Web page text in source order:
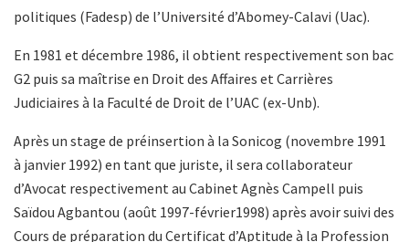
politiques (Fadesp) de l’Université d’Abomey-Calavi (Uac).
En 1981 et décembre 1986, il obtient respectivement son bac
G2 puis sa maîtrise en Droit des Affaires et Carrières
Judiciaires à la Faculté de Droit de l’UAC (ex-Unb).
Après un stage de préinsertion à la Sonicog (novembre 1991
à janvier 1992) en tant que juriste, il sera collaborateur
d’Avocat respectivement au Cabinet Agnès Campell puis
Saïdou Agbantou (août 1997-février1998) après avoir suivi des
Cours de préparation du Certificat d’Aptitude à la Profession